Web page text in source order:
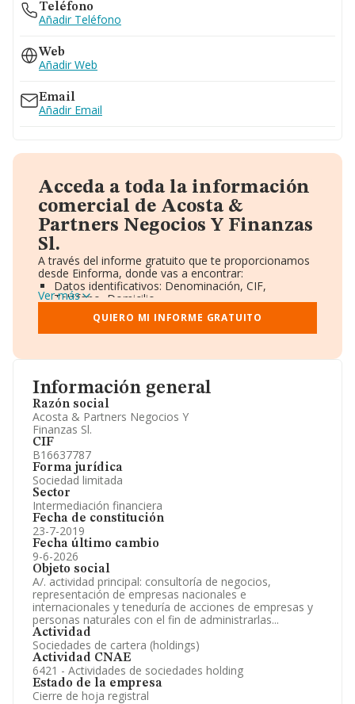
Información general
Razón social
Acosta & Partners Negocios Y
Finanzas Sl.
CIF
B16637787
Forma jurídica
Sociedad limitada
Sector
Intermediación financiera
Fecha de constitución
23-7-2019
Fecha último cambio
9-6-2026
Objeto social
A/. actividad principal: consultoría de negocios,
representación de empresas nacionales e
internacionales y teneduría de acciones de empresas y
personas naturales con el fin de administrarlas...
Actividad
Sociedades de cartera (holdings)
Actividad CNAE
6421 - Actividades de sociedades holding
Estado de la empresa
Cierre de hoja registral
Teléfono
Añadir Teléfono
Web
Añadir Web
Email
Añadir Email
Acceda a toda la información
comercial de Acosta &
Partners Negocios Y Finanzas
Sl.
A través del informe gratuito que te proporcionamos
desde Einforma, donde vas a encontrar:
Datos identificativos: Denominación, CIF,
Teléfono, Domicilio.
Informe Mercantil Completo (BORME).
Gráficos de Evolución Ventas y Empleados.
Consejo de Administración y Administradores.
Accionistas.
Artículos de prensa publicados sobre la empresa.
Información oficial y registral complementaria.
Ver más
QUIERO MI INFORME GRATUITO